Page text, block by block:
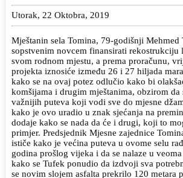
Utorak, 22 Oktobra, 2019
Mještanin sela Tomina, 79-godišnji
sopstvenim novcem finansirati rekostrukciju
svom rodnom mjestu, a prema proračunu,
projekta iznosiće između 26 i 27 hiljada
kako se na ovaj potez odlučio kako bi
komšijama i drugim mještanima, obzirom da
važnijih puteva koji vodi sve do mjesne
kako je ovo uradio u znak sjećanja na
dodaje kako se nada da će i drugi, koji to
primjer. Predsjednik Mjesne zajednice
ističe kako je većina puteva u ovome selu
godina prošlog vijeka i da se nalaze u
kako se Tufek ponudio da izdvoji sva
se novim slojem asfalta prekrilo 120 metara